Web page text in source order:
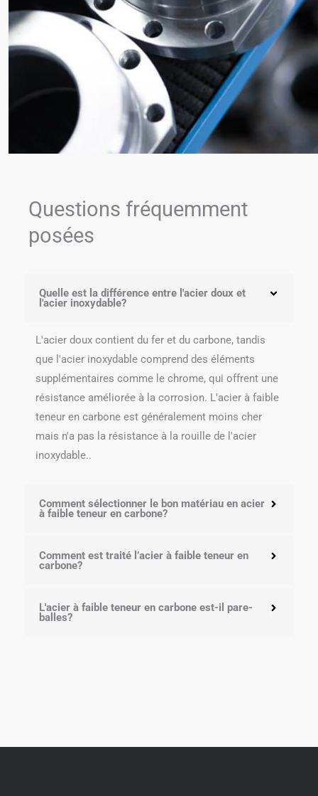
Questions fréquemment
posées
Quelle est la différence entre l'acier doux et
l'acier inoxydable?
L'acier doux contient du fer et du carbone, tandis
que l'acier inoxydable comprend des éléments
supplémentaires comme le chrome, qui offrent une
résistance améliorée à la corrosion. L'acier à faible
teneur en carbone est généralement moins cher
mais n'a pas la résistance à la rouille de l'acier
inoxydable..
Comment sélectionner le bon matériau en acier
à faible teneur en carbone?
Comment est traité l’acier à faible teneur en
carbone?
L'acier à faible teneur en carbone est-il pare-
balles?